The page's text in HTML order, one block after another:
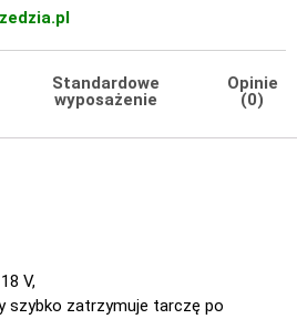
Standardowe
wyposażenie
Opinie
(0)
V,
szybko zatrzymuje tarczę po